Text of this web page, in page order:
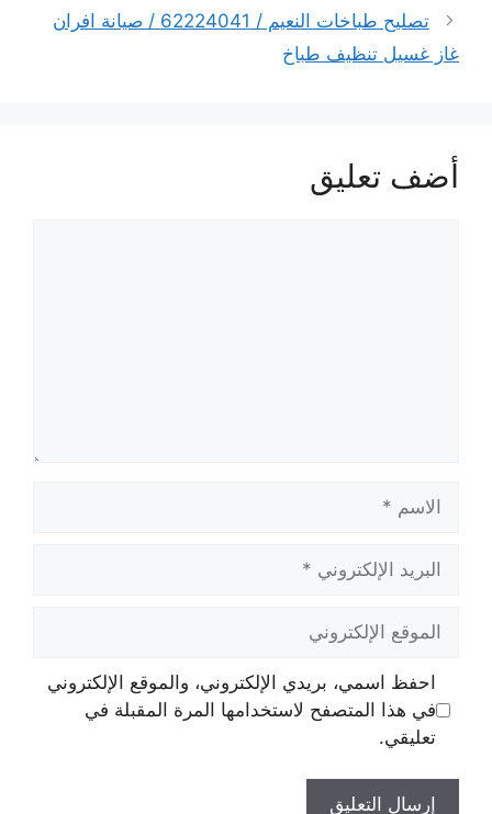
تصليح طباخات النعيم / 62224041 / صيانة افران
غاز غسيل تنظيف طباخ
أضف تعليق
الإلكتروني
الإلكتروني
احفظ اسمي، بريدي الإلكتروني، والموقع الإلكتروني
في هذا المتصفح لاستخدامها المرة المقبلة في
تعليقي.